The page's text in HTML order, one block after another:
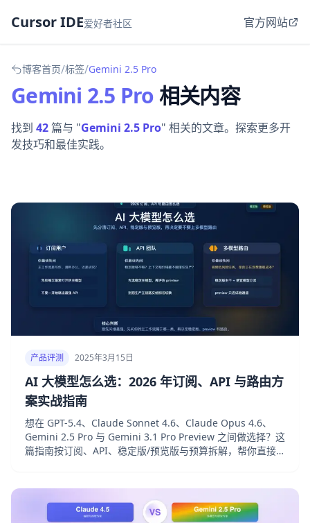
Cursor IDE爱好者社区 官方网站
博客首页/标签/Gemini 2.5 Pro
Gemini 2.5 Pro 相关内容
找到 42篇与 "Gemini 2.5 Pro" 相关的文章。探索更多开
发技巧和最佳实践。
产品评测 2025年3月15日
AI 大模型怎么选：2026 年订阅、API 与路由方
案实战指南
想在 GPT-5.4、Claude Sonnet 4.6、Claude Opus 4.6、
Gemini 2.5 Pro 与 Gemini 3.1 Pro Preview 之间做选择？这
篇指南按订阅、API、稳定版/预览版与预算拆解，帮你直接